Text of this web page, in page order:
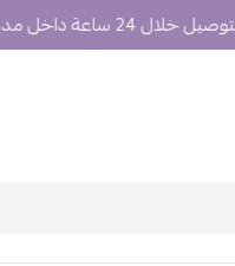
24 ساعة داخل مدينة حائل.